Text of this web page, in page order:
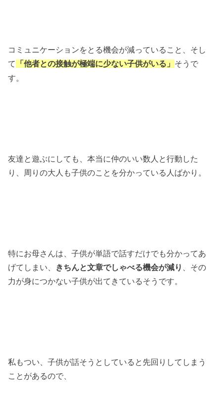
コミュニケーションをとる機会が減っていること、そし
て
「他者との接触が極端に少ない子供がいる」 そうで
す。
友達と遊ぶにしても、本当に仲のいい数人と行動した
り、周りの大人も子供のことを分かっている人ばかり。
特にお母さんは、子供が単語で話すだけでも分かってあ
げてしまい、 きちんと文章でしゃべる機会が減り
、その
力が身につかない子供が出てきているそうです。
私もつい、子供が話そうとしていると先回りしてしまう
ことがあるので、